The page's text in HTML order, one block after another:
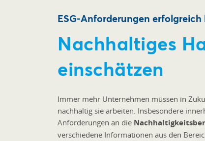
ESG-Anforderungen erfolgreich
Nachhaltiges
einschätzen
Immer mehr Unternehmen müssen in
nachhaltig sie arbeiten. Insbesondere
Anforderungen an die
verschiedene Informationen aus den